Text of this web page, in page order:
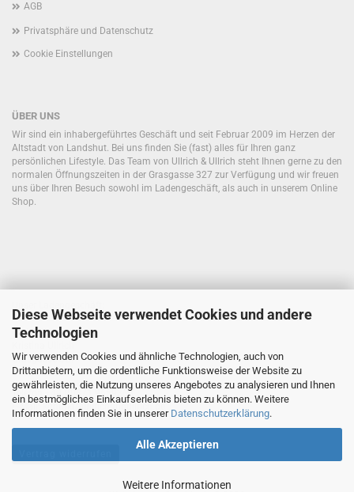
Diese Webseite verwendet Cookies und andere
Technologien
Wir verwenden Cookies und ähnliche Technologien, auch von
Drittanbietern, um die ordentliche Funktionsweise der Website zu
gewährleisten, die Nutzung unseres Angebotes zu analysieren und Ihnen
ein bestmögliches Einkaufserlebnis bieten zu können. Weitere
Informationen finden Sie in unserer Datenschutzerklärung.
Alle Akzeptieren
Weitere Informationen
AGB
Privatsphäre und Datenschutz
Cookie Einstellungen
ÜBER UNS
Wir sind ein inhabergeführtes Geschäft und seit Februar 2009 im Herzen der
Altstadt von Landshut. Bei uns finden Sie (fast) alles für Ihren ganz
persönlichen Lifestyle. Das Team von Ullrich & Ullrich steht Ihnen gerne zu den
normalen Öffnungszeiten in der Grasgasse 327 zur Verfügung und wir freuen
uns über Ihren Besuch sowohl im Ladengeschäft, als auch in unserem Online
Shop.
Ullrich&Ullrich
Grasgasse 327
84028 Landshut
Telefon +49 (0)871 9659368
E-Mail: kontakt@ullrichundullrich.de